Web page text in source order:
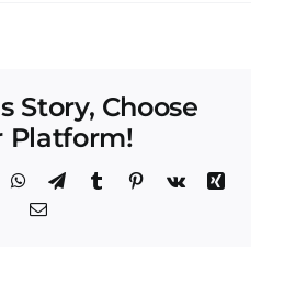
Story, Choose
Platform!
WhatsApp
TelegramTumblrPinterest
Vk
Xing
Correo